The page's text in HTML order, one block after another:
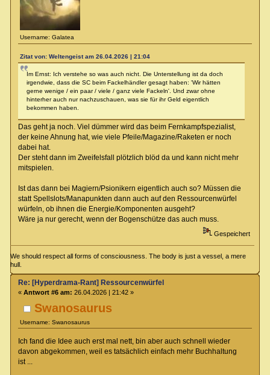
Username: Galatea
Zitat von: Weltengeist am 26.04.2026 | 21:04
Im Ernst: Ich verstehe so was auch nicht. Die Unterstellung ist da doch
irgendwie, dass die SC beim Fackelhändler gesagt haben: 'Wir hätten
gerne wenige / ein paar / viele / ganz viele Fackeln'. Und zwar ohne
hinterher auch nur nachzuschauen, was sie für ihr Geld eigentlich
bekommen haben.
Das geht ja noch. Viel dümmer wird das beim Fernkampfspezialist,
der keine Ahnung hat, wie viele Pfeile/Magazine/Raketen er noch
dabei hat.
Der steht dann im Zweifelsfall plötzlich blöd da und kann nicht mehr
mitspielen.
Ist das dann bei Magiern/Psionikern eigentlich auch so? Müssen die
statt Spellslots/Manapunkten dann auch auf den Ressourcenwürfel
würfeln, ob ihnen die Energie/Komponenten ausgeht?
Wäre ja nur gerecht, wenn der Bogenschütze das auch muss.
Gespeichert
We should respect all forms of consciousness. The body is just a vessel, a mere
hull.
Swanosaurus
Username: Swanosaurus
Re: [Hyperdrama-Rant] Ressourcenwürfel
« Antwort #6 am: 26.04.2026 | 21:42 »
Ich fand die Idee auch erst mal nett, bin aber auch schnell wieder
davon abgekommen, weil es tatsächlich einfach mehr Buchhaltung
ist ...